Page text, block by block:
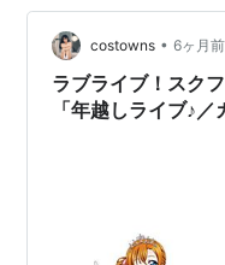
https://youtu.be/
『REGAIN AGAIN
costowns • 6ヶ月前
ラブライブ！スク
「年越しライブ♪